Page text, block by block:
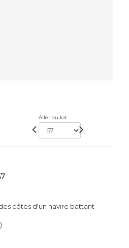
Aller au lot
côtes d'un navire battant